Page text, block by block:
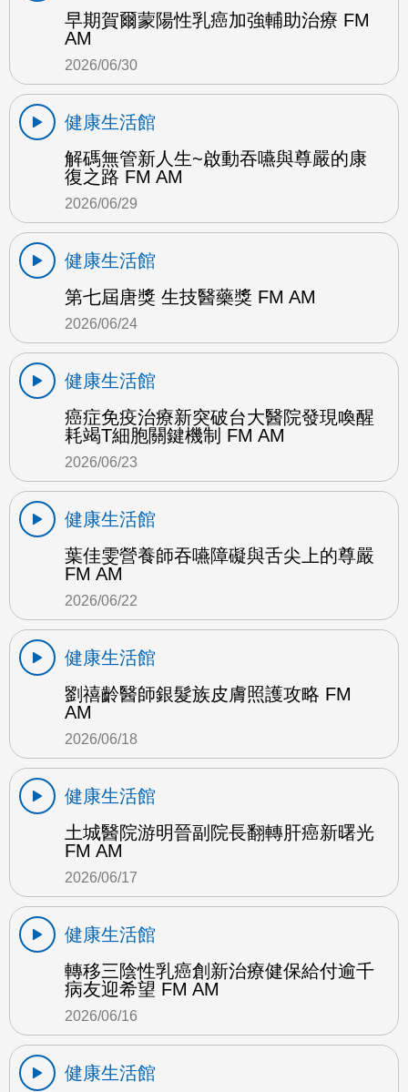
早期賀爾蒙陽性乳癌加強輔助治療 FM
AM
2026/06/30
健康生活館
解碼無管新人生~啟動吞嚥與尊嚴的康
復之路 FM AM
2026/06/29
健康生活館
第七屆唐獎 生技醫藥獎 FM AM
2026/06/24
健康生活館
癌症免疫治療新突破台大醫院發現喚醒
耗竭T細胞關鍵機制 FM AM
2026/06/23
健康生活館
葉佳雯營養師吞嚥障礙與舌尖上的尊嚴
FM AM
2026/06/22
健康生活館
劉禧齡醫師銀髮族皮膚照護攻略 FM
AM
2026/06/18
健康生活館
土城醫院游明晉副院長翻轉肝癌新曙光
FM AM
2026/06/17
健康生活館
轉移三陰性乳癌創新治療健保給付逾千
病友迎希望 FM AM
2026/06/16
健康生活館